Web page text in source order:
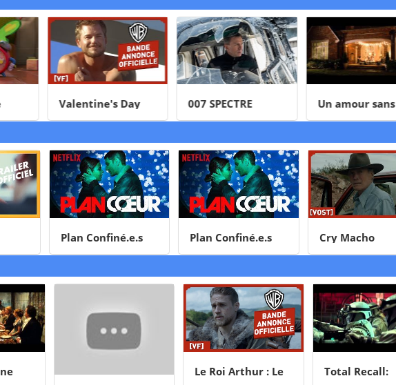
Valentine's Day 007 SPECTRE Un amour sans
Plan Confiné.e.s Plan Confiné.e.s Cry Macho
Le Roi Arthur : Le
Total Recall: